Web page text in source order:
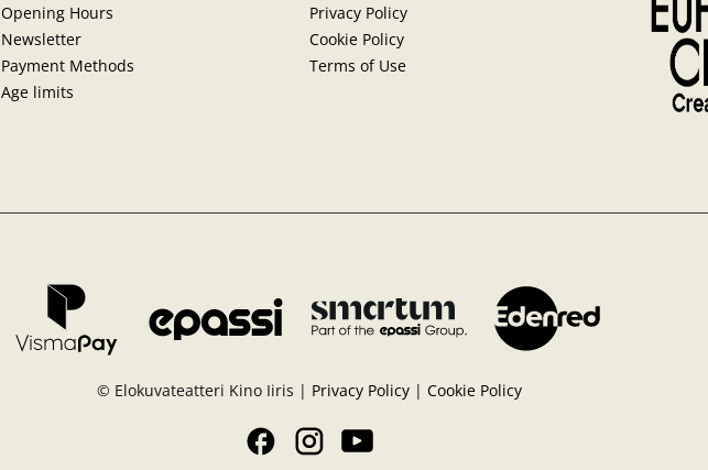
Opening Hours
Newsletter
Payment Methods
Age limits
Privacy Policy
Cookie Policy
Terms of Use
© Elokuvateatteri Kino Iiris | Privacy Policy | Cookie Policy